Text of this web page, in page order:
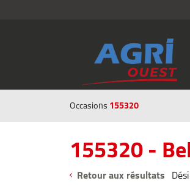
Occasions 155320
155320 -
Retour aux résultats